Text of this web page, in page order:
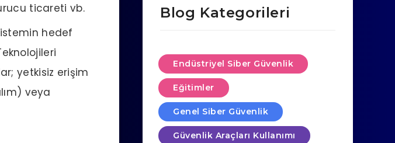
ticareti vb.
hedef
yetkisiz erişim
veya
Blog Kategorileri
Endüstriyel Siber Güvenlik
Eğitimler
Genel Siber Güvenlik
Güvenlik Araçları Kullanımı